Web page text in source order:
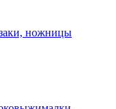
ножницы